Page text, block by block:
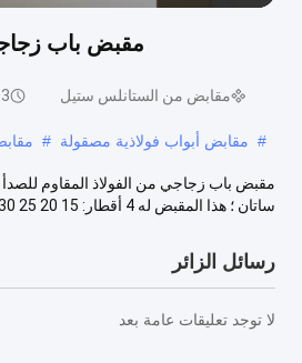
مقبض باب
مقابض من الستانلس ستيل
# مقابض أبواب فولاذية مصقولة #
مقبض باب زجاجي من الفولاذ المقاوم
ساتان ؛ هذا المقبض له 4 أقطار: 15 20 25 30 مم ؛ يحتوي هذا المقب...
رسائل الزائر
لا توجد تعليقات عامة بعد